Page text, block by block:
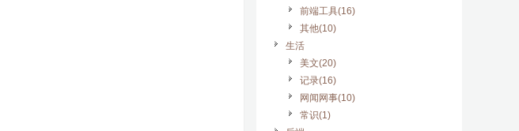
前端工具(16)
其他(10)
生活
美文(20)
记录(16)
网闻网事(10)
常识(1)